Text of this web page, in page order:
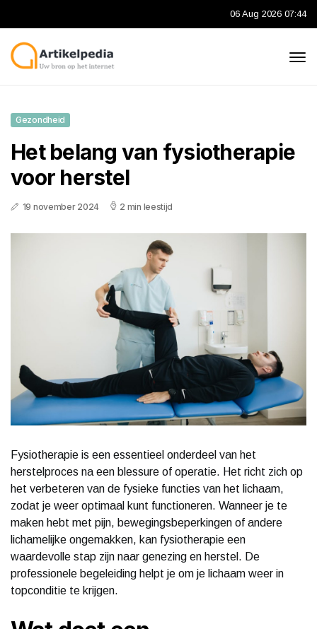
06 Aug 2026 07:44
Gezondheid
Het belang van fysiotherapie
voor herstel
19 november 2024 2 min leestijd
Fysiotherapie is een essentieel onderdeel van het
herstelproces na een blessure of operatie. Het richt zich op
het verbeteren van de fysieke functies van het lichaam,
zodat je weer optimaal kunt functioneren. Wanneer je te
maken hebt met pijn, bewegingsbeperkingen of andere
lichamelijke ongemakken, kan fysiotherapie een
waardevolle stap zijn naar genezing en herstel. De
professionele begeleiding helpt je om je lichaam weer in
topconditie te krijgen.